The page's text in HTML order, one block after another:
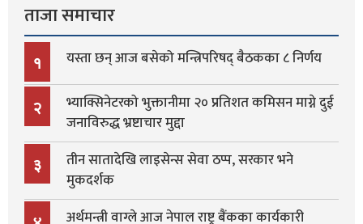
ताजा समाचार
१ यस्ता छन् आज बसेको मन्त्रिपरिषद् बैठकका ८ निर्णय
२
भ्याक्सिनेटरको भुक्तानीमा २० प्रतिशत कमिसन माग्ने दुई
जनाविरुद्ध भ्रष्टाचार मुद्दा
३
तीन सातादेखि लाइसेन्स सेवा ठप्प, सरकार भने
मुकदर्शक
अर्थमन्त्री वाग्ले आज नेपाल राष्ट्र बैंकका कार्यकारी